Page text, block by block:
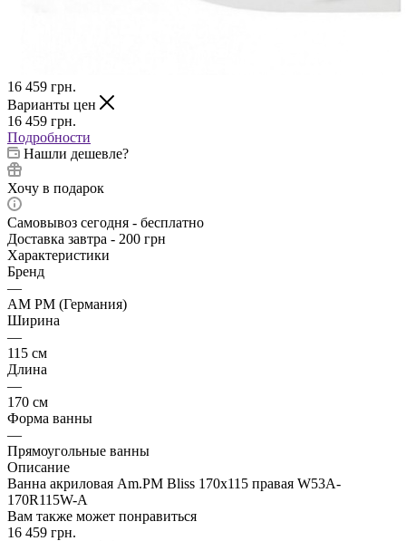
16 459 грн.
Варианты цен
16 459 грн.
Подробности
Нашли дешевле?
Хочу в подарок
Самовывоз сегодня - бесплатно
Доставка завтра - 200 грн
Характеристики
Бренд
—
AM PM (Германия)
Ширина
—
115 см
Длина
—
170 см
Форма ванны
—
Прямоугольные ванны
Описание
Ванна акриловая Am.PM Bliss 170x115 правая W53A-
170R115W-A
Вам также может понравиться
16 459 грн.